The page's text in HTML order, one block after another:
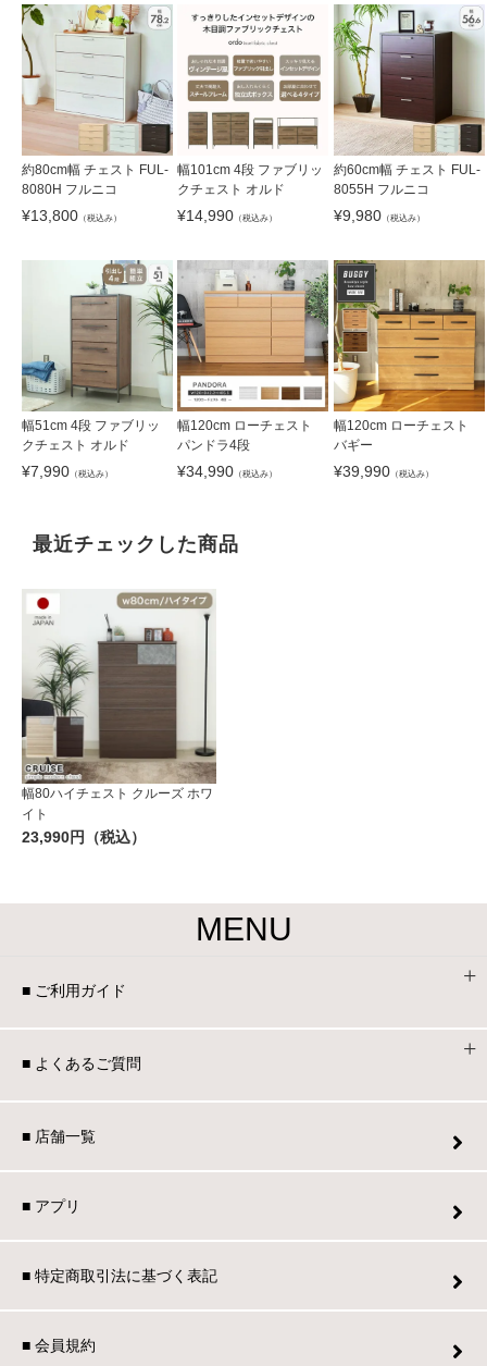
約80cm幅 チェスト FUL-
8080H フルニコ
¥13,800 （税込み）
幅101cm 4段 ファブリッ
クチェスト オルド
¥14,990 （税込み）
約60cm幅 チェスト FUL-
8055H フルニコ
¥9,980（税込み）
幅51cm 4段 ファブリッ
クチェスト オルド
¥7,990 （税込み）
幅120cm ローチェスト
パンドラ4段
¥34,990 （税込み）
幅120cm ローチェスト
バギー
¥39,990（税込み）
最近チェックした商品
幅80ハイチェスト クルーズ ホワ
イト
23,990円（税込）
MENU
■ ご利用ガイド
■ よくあるご質問
■ 店舗一覧
■ アプリ
■ 特定商取引法に基づく表記
■ 会員規約